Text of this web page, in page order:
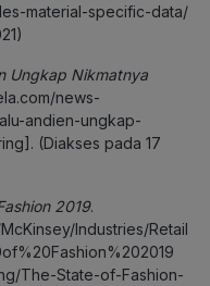
material-specific-data/
Ungkap Nikmatnya
news-
andien-ungkap-
(Diakses pada 17
2019.
Industries/Retail
The-State-of-Fashion-